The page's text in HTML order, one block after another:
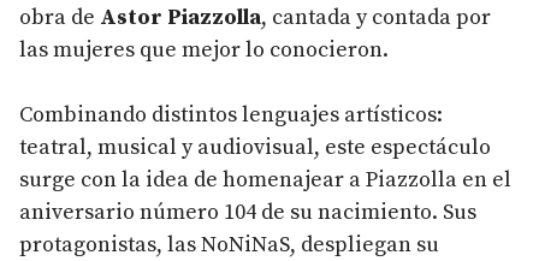
obra de Astor Piazzolla, cantada y contada por
las mujeres que mejor lo conocieron.
Combinando distintos lenguajes artísticos:
teatral, musical y audiovisual, este espectáculo
surge con la idea de homenajear a Piazzolla en el
aniversario número 104 de su nacimiento. Sus
protagonistas, las NoNiNaS, despliegan su